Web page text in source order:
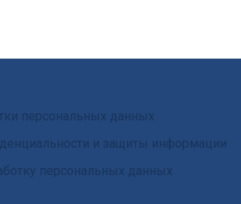
персональных данных
и защиты информации
персональных данных